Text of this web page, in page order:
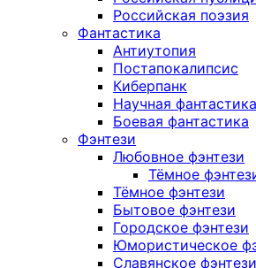
Российская поэзия
Фантастика
Антиутопия
Постапокалипсис
Киберпанк
Научная фантастика
Боевая фантастика
Фэнтези
Любовное фэнтези
Тёмное
Тёмное фэнтези
Бытовое фэнтези
Городское фэнтези
Юмористическое
Славянское фэнтези